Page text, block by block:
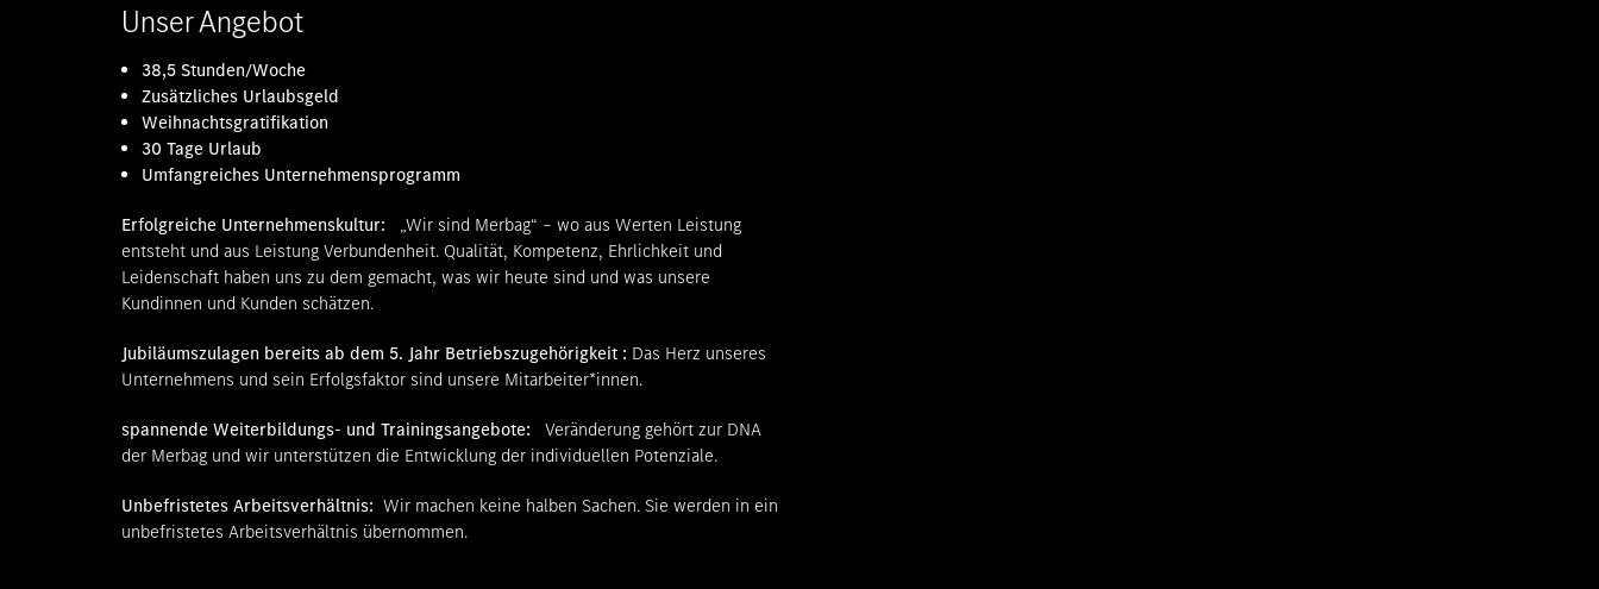
Unser Angebot
38,5 Stunden/Woche
Zusätzliches Urlaubsgeld
Weihnachtsgratifikation
30 Tage Urlaub
Umfangreiches Unternehmensprogramm
Erfolgreiche Unternehmenskultur:
„Wir sind Merbag“ – wo aus Werten Leistung
entsteht und aus Leistung Verbundenheit. Qualität, Kompetenz, Ehrlichkeit und
Leidenschaft haben uns zu dem gemacht, was wir heute sind und was unsere
Kundinnen und Kunden schätzen.
Jubiläumszulagen bereits ab dem 5. Jahr Betriebszugehörigkeit : Das Herz unseres
Unternehmens und sein Erfolgsfaktor sind unsere Mitarbeiter*innen.
spannende Weiterbildungs- und Trainingsangebote:
Veränderung gehört zur DNA
der Merbag und wir unterstützen die Entwicklung der individuellen Potenziale.
Unbefristetes Arbeitsverhältnis: Wir machen keine halben Sachen. Sie werden in ein
unbefristetes Arbeitsverhältnis übernommen.